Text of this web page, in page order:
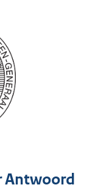
Antwoord